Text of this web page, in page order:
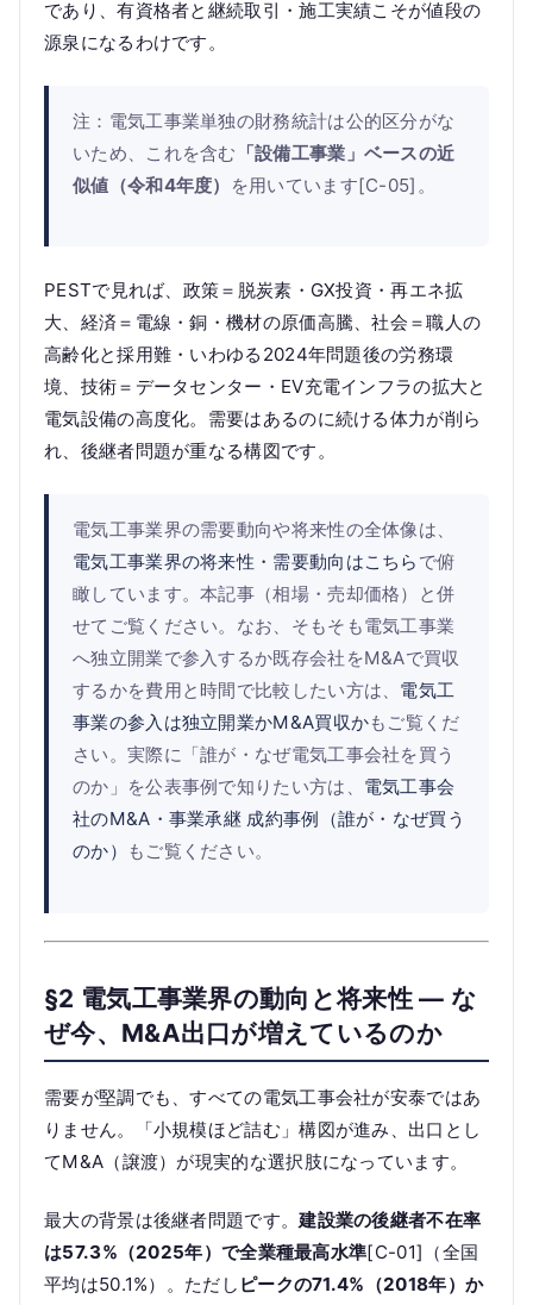
であり、有資格者と継続取引・施工実績こそが値段の
源泉になるわけです。
注：電気工事業単独の財務統計は公的区分がな
いため、これを含む 「設備工事業」ベースの近
似値（令和4年度）
を用いています[C-05]。
PESTで見れば、政策＝脱炭素・GX投資・再エネ拡
大、経済＝電線・銅・機材の原価高騰、社会＝職人の
高齢化と採用難・いわゆる2024年問題後の労務環
境、技術＝データセンター・EV充電インフラの拡大と
電気設備の高度化。需要はあるのに続ける体力が削ら
れ、後継者問題が重なる構図です。
電気工事業界の需要動向や将来性の全体像は、
電気工事業界の将来性・需要動向はこちら で俯
瞰しています。本記事（相場・売却価格）と併
せてご覧ください。なお、そもそも電気工事業
へ独立開業で参入するか既存会社をM&Aで買収
するかを費用と時間で比較したい方は、 電気工
事業の参入は独立開業かM&A買収かもご覧くだ
さい。実際に「誰が・なぜ電気工事会社を買う
のか」を公表事例で知りたい方は、 電気工事会
社のM&A・事業承継 成約事例（誰が・なぜ買う
のか）
もご覧ください。
§2 電気工事業界の動向と将来性 — な
ぜ今、M&A出口が増えているのか
需要が堅調でも、すべての電気工事会社が安泰ではあ
りません。「小規模ほど詰む」構図が進み、出口とし
てM&A（譲渡）が現実的な選択肢になっています。
最大の背景は後継者問題です。建設業の後継者不在率
は57.3%（2025年）で全業種最高水準[C-01]（全国
平均は50.1%）。ただし ピークの71.4%（2018年）か